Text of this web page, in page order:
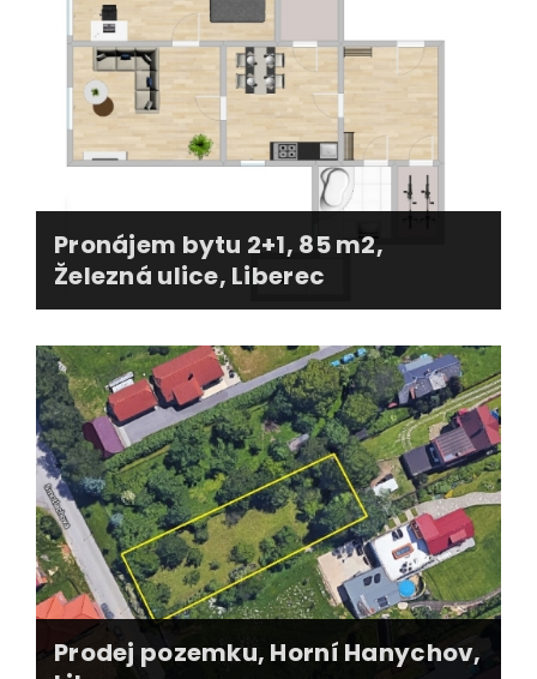
vystěhování původního nájemníka
smluvní dokumentace k převodu
advokátní úschova ceny za převod
převod u bytového družstva
protokolární předání nemovitosti
zajištění nového nájemníka
Pronájem bytu 2+1, 85 m2,
Železná ulice, Liberec
Pronajato během 5 dnů!
Ověřený nájemník s doložením bezdlužnosti a
výpisu z rejstříků.
Vyhotovena kompletní smluvní dokumentace
Zajištěno protokolární předání bytu
Prodej pozemku, Horní Hanychov,